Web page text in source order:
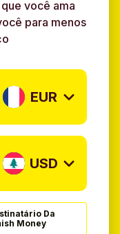
você ama
para menos
EUR
USD
Da
Money